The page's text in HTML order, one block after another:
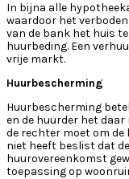
In bijna alle
waardoor het
van de bank het huis
huurbeding. Een
vrije markt.
Huurbescherming
Huurbescherming
en de huurder het
de rechter moet om
niet heeft beslist dat
huurovereenkomst
toepassing op